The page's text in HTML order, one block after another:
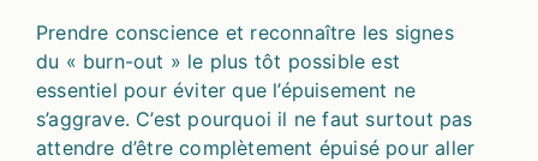
Prendre conscience et reconnaître les signes
du « burn-out » le plus tôt possible est
essentiel pour éviter que l’épuisement ne
s’aggrave. C’est pourquoi il ne faut surtout pas
attendre d’être complètement épuisé pour aller